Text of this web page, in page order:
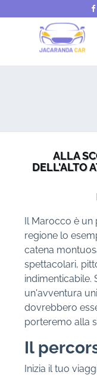
ALLA
DELL'ALTO
Il Marocco è un
regione lo
catena
spettacolari,
indimenticabile.
un'avventura
dovrebbero
porteremo alla
Il
Inizia il tuo